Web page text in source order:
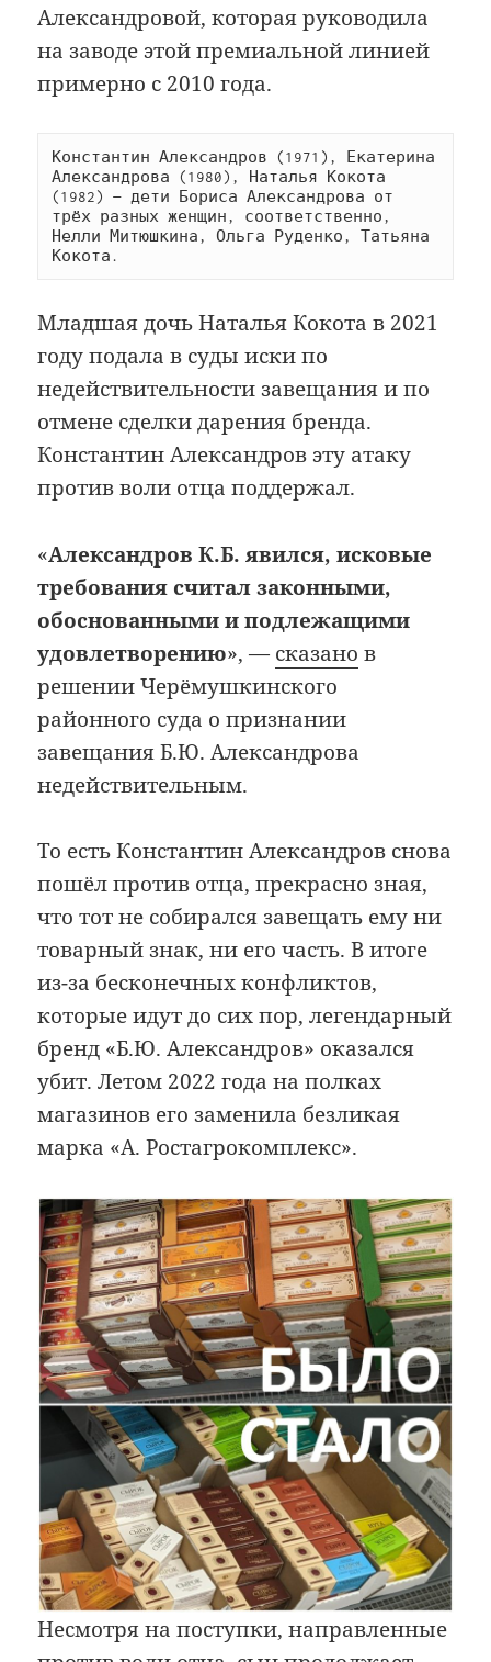
Александровой, которая руководила
на заводе этой премиальной линией
примерно с 2010 года.
Константин Александров (1971), Екатерина
Александрова (1980), Наталья Кокота
(1982) — дети Бориса Александрова от
трёх разных женщин, соответственно,
Нелли Митюшкина, Ольга Руденко, Татьяна
Кокота.
Младшая дочь Наталья Кокота в 2021
году подала в суды иски по
недействительности завещания и по
отмене сделки дарения бренда.
Константин Александров эту атаку
против воли отца поддержал.
«Александров К.Б. явился, исковые
требования считал законными,
обоснованными и подлежащими
удовлетворению», — сказано в
решении Черёмушкинского
районного суда о признании
завещания Б.Ю. Александрова
недействительным.
То есть Константин Александров снова
пошёл против отца, прекрасно зная,
что тот не собирался завещать ему ни
товарный знак, ни его часть. В итоге
из-за бесконечных конфликтов,
которые идут до сих пор, легендарный
бренд «Б.Ю. Александров» оказался
убит. Летом 2022 года на полках
магазинов его заменила безликая
марка «А. Ростагрокомплекс».
Несмотря на поступки, направленные